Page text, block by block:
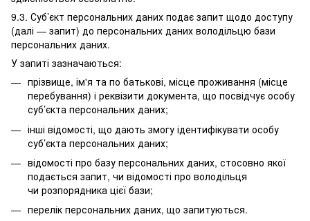
9.3. Суб’єкт персональних даних подає запит щодо доступу
(далі — запит) до персональних даних володільцю бази
персональних даних.
У запиті зазначаються:
прізвище, ім'я та по батькові, місце проживання (місце
перебування) і реквізити документа, що посвідчує особу
суб’єкта персональних даних;
інші відомості, що дають змогу ідентифікувати особу
суб’єкта персональних даних;
відомості про базу персональних даних, стосовно якої
подається запит, чи відомості про володільця
чи розпорядника цієї бази;
перелік персональних даних, що запитуються.